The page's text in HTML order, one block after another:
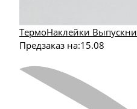
ТермоНаклейки
Предзаказ на:15.08